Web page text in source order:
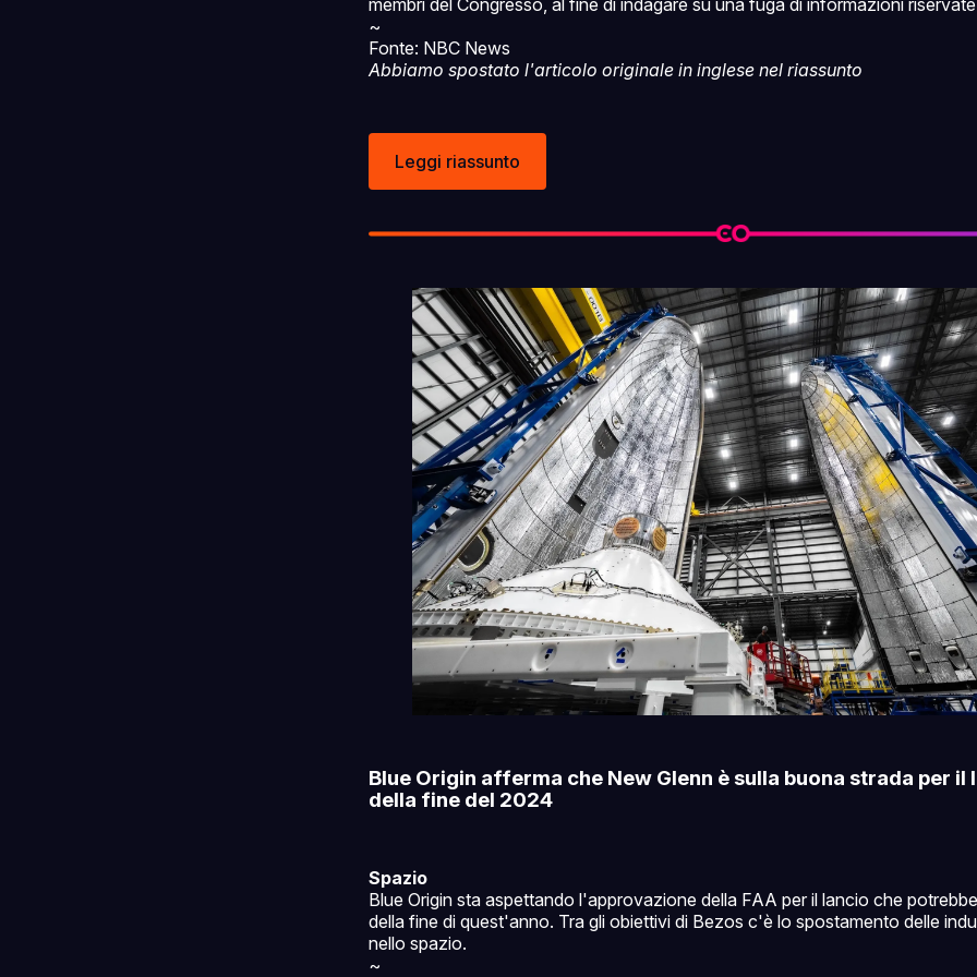
~
Fonte: NBC News
Abbiamo spostato l'articolo originale in inglese nel riassunto
Leggi riassunto
Blue Origin afferma che New Glenn è sulla buona strada per il
della fine del 2024
Spazio
Blue Origin sta aspettando l'approvazione della FAA per il lancio che
della fine di quest'anno. Tra gli obiettivi di Bezos c'è lo spostamento delle
nello spazio.
~